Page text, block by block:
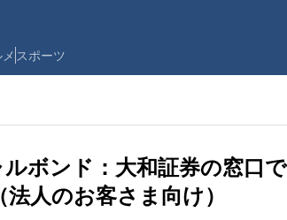
スポーツ
ボンド：大和証券の窓口で
人のお客さま向け）